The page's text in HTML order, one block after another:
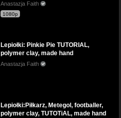
Anastazja Faith
1080p
Lepiołki: Pinkie Pie TUTORIAL,
polymer clay, made hand
Anastazja Faith
Lepiołki:Piłkarz, Metegol, footballer,
polymer clay, TUTOTiAL, made hand